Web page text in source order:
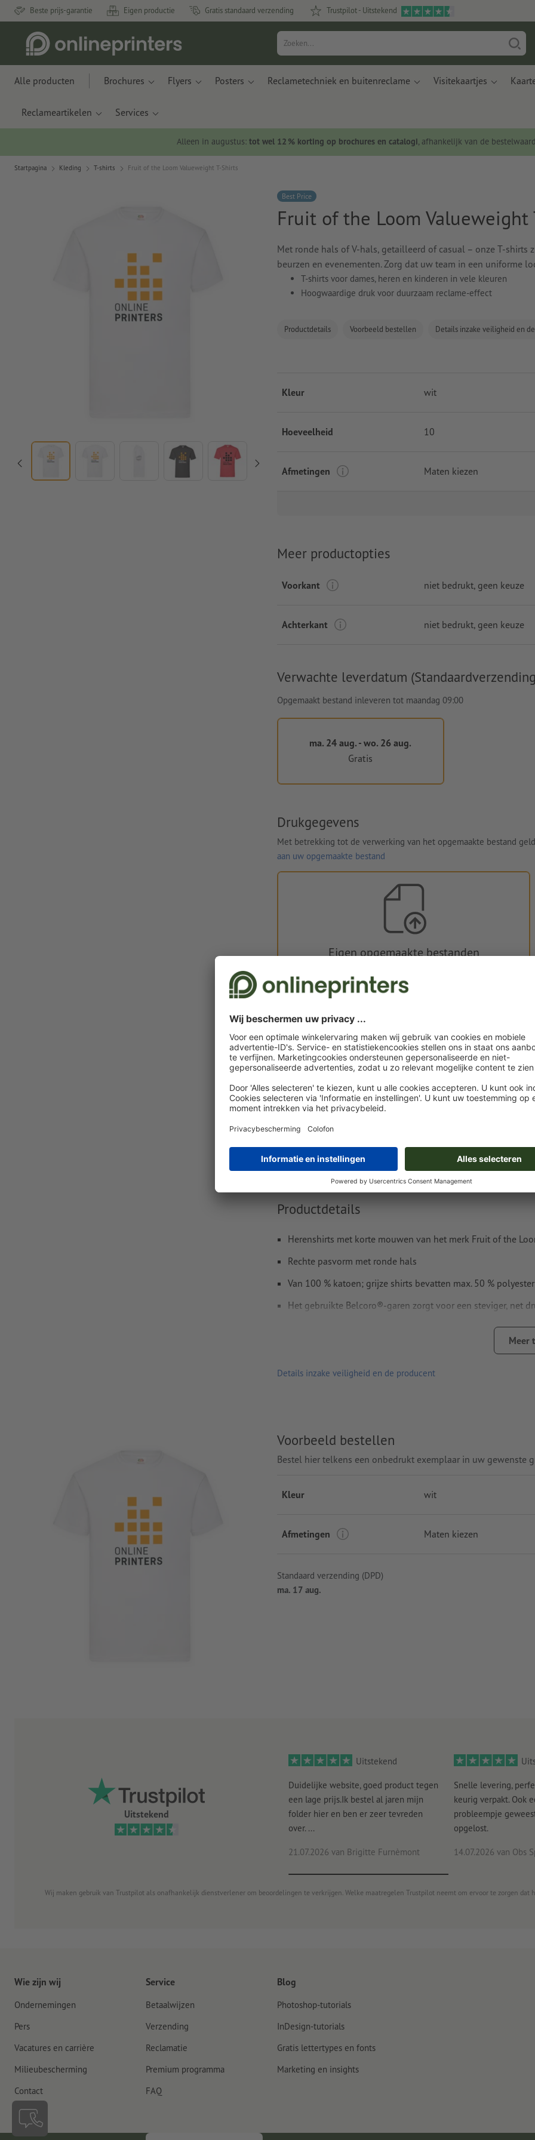
Beste prijs-garantie Eigen productie Gratis standaard verzending Trustpilot - Uitstekend
Alle producten Brochures Flyers Posters Reclametechniek en buitenreclame Visitekaartjes
Reclameartikelen Services
Alleen in augustus: tot wel 12 % korting op brochures en catalogi, afhankelijk van de
Startpagina Kleding T-shirts Fruit of the Loom Valueweight T-Shirts
Best Price
Fruit of the Loom Valueweight
Met ronde hals of V-hals, getailleerd of casual – onze T-
beurzen en evenementen. Zorg dat uw team in een uniforme
T-shirts voor dames, heren en kinderen in vele kleuren
Hoogwaardige druk voor duurzaam reclame-effect
Productdetails Voorbeeld bestellen Details inzake veiligheid en
Kleur wit
Hoeveelheid 10
Afmetingen Maten kiezen
Meer productopties
Voorkant niet bedrukt, geen keuze
Achterkant niet bedrukt, geen keuze
Verwachte leverdatum
Opgemaakt bestand inleveren tot maandag 09:00
ma. 24 aug. - wo. 26 aug.
Gratis
Drukgegevens
Met betrekking tot de verwerking van het opgemaakte bestand
aan uw opgemaakte bestand
Eigen opgemaakte bestanden
U kunt uw opgemaakte bestanden vóór of na aankoop
Nu uploaden
Levering circa:
ma. 24 aug. - wo. 26 aug.
Productdetails
Herenshirts met korte mouwen van het merk Fruit of the
Rechte pasvorm met ronde hals
Van 100 % katoen; grijze shirts bevatten max. 50 % polyester
Het gebruikte Belcoro®-garen zorgt voor een steviger, net
Voor- en/of achterkant naar keuze bedrukbaar met
Wasbaar op maximaal 30 °C. Vóór het wassen
verwerking: zeefdruk
Meer
Details inzake veiligheid en de producent
Voorbeeld bestellen
Bestel hier telkens een onbedrukt exemplaar in uw gewenste
Kleur wit
Afmetingen Maten kiezen
Standaard verzending (DPD)
ma. 17 aug.
Uitstekend
Uitstekend
Duidelijke website, goed product tegen
een lage prijs.Ik bestel al jaren mijn
folder hier en ben er zeer tevreden
over. ...
21.07.2026 van Brigitte Furnèmont
Snelle levering,
keurig verpakt. Ook
probleempje
opgelost.
14.07.2026 van Obs
Wij maken gebruik van Trustpilot als onafhankelijk dienstverlener om beoordelingen te verkrijgen. Welke maatregelen Trustpilot neemt om ervoor te zorgen dat
Wie zijn wij
Ondernemingen
Pers
Vacatures en carrière
Milieubescherming
Contact
Service
Betaalwijzen
Verzending
Reclamatie
Premium programma
FAQ
Blog
Photoshop-tutorials
InDesign-tutorials
Gratis lettertypes en fonts
Marketing en insights